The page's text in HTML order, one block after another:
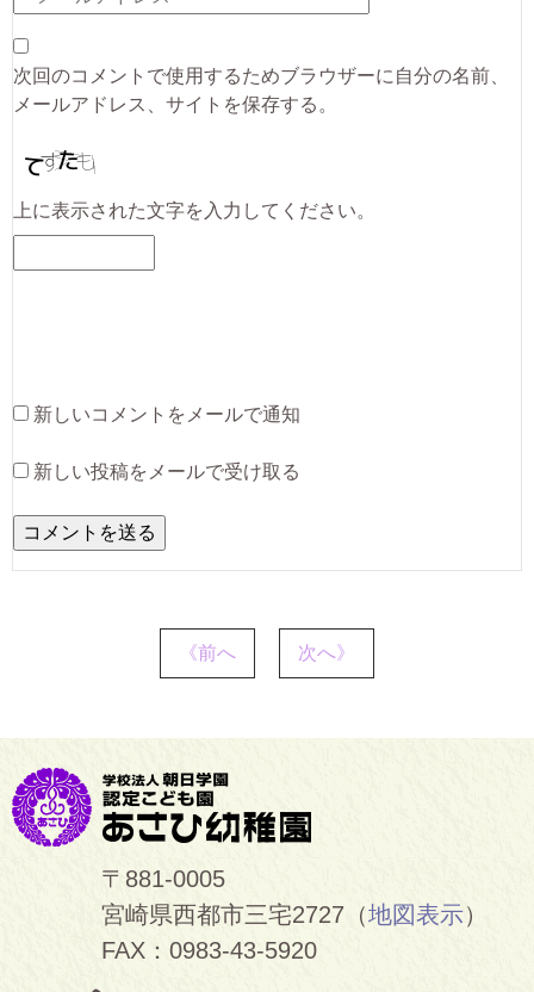
次回のコメントで使用するためブラウザーに自分の名前、
メールアドレス、サイトを保存する。
上に表示された文字を入力してください。
新しいコメントをメールで通知
新しい投稿をメールで受け取る
《前へ 次へ》
〒881-0005
宮崎県西都市三宅2727（地図表示）
FAX：0983-43-5920